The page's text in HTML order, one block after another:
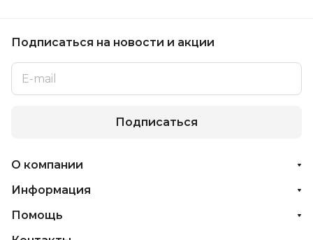
Подписаться на новости и акции
Подписаться
О компании
Информация
Помощь